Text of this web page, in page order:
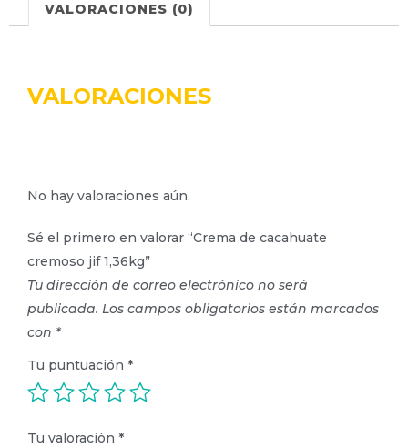
VALORACIONES (0)
VALORACIONES
No hay valoraciones aún.
Sé el primero en valorar “Crema de cacahuate
cremoso jif 1,36kg”
Tu dirección de correo electrónico no será
publicada. Los campos obligatorios están marcados
con *
Tu puntuación *
Tu valoración *